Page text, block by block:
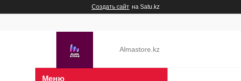
Создать сайт на Satu.kz
Almastore.kz